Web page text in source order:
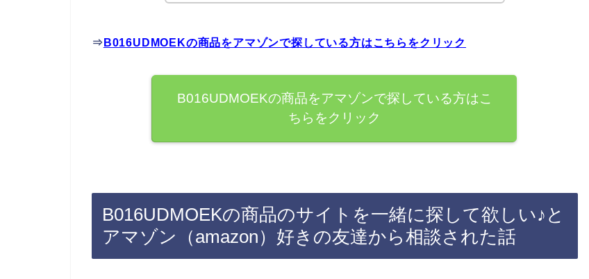
⇒ B016UDMOEKの商品をアマゾンで探している方はこちらをクリック
B016UDMOEKの商品をアマゾンで探している方はこ
ちらをクリック
B016UDMOEKの商品のサイトを一緒に探して欲しい♪と
アマゾン（amazon）好きの友達から相談された話